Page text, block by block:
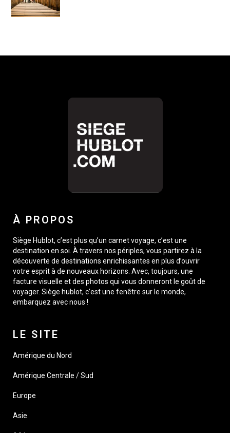
À PROPOS
Siège Hublot, c’est plus qu’un carnet voyage, c’est une
destination en soi. À travers nos périples, vous partirez à la
découverte de destinations enrichissantes en plus d’ouvrir
votre esprit à de nouveaux horizons. Avec, toujours, une
facture visuelle et des photos qui vous donneront le goût de
voyager. Siège hublot, c’est une fenêtre sur le monde,
embarquez avec nous !
LE SITE
Amérique du Nord
Amérique Centrale / Sud
Europe
Asie